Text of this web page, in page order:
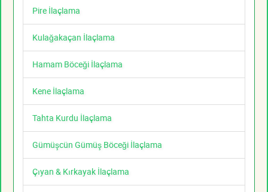
Pire İlaçlama
Kulağakaçan İlaçlama
Hamam Böceği İlaçlama
Kene İlaçlama
Tahta Kurdu İlaçlama
Gümüşcün Gümüş Böceği İlaçlama
Çıyan & Kırkayak İlaçlama